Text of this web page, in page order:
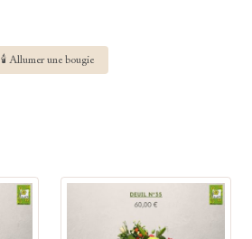
🕯 Allumer une bougie